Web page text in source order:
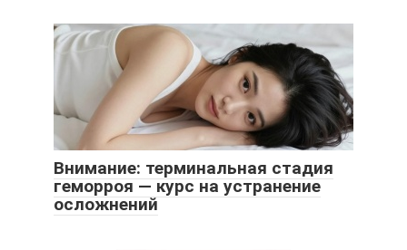
Внимание: терминальная стадия
геморроя — курс на устранение
осложнений